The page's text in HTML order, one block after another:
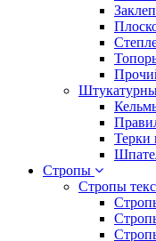
Терки
Стропы
Стропы